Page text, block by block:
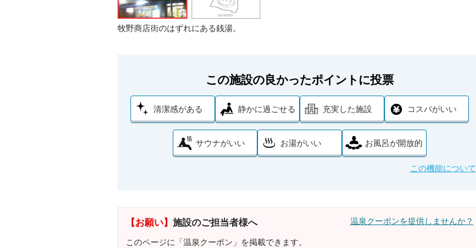
牧野商店街のはずれにある銭湯。
この施設の良かったポイントに投票
清潔感がある 静かに過ごせる 充実した施設 コスパがいい
サウナがいい お湯がいい お風呂が開放的
この機能について
【お願い】 施設のご担当者様へ 温泉クーポンを提供しませんか？
このページに「温泉クーポン」を掲載できます。